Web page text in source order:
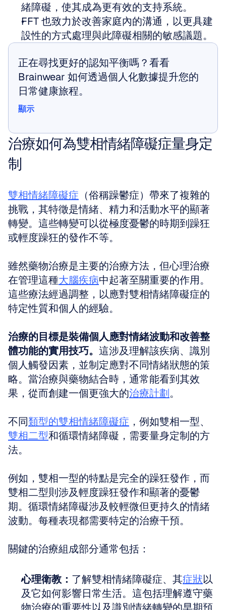
緒障礙，使其成為更有效的支持系統。
FFT 也致力於改善家庭內的溝通，以更具建
設性的方式處理與此障礙相關的敏感議題。
正在尋找更好的認知平衡嗎？看看
Brainwear 如何透過個人化數據提升您的
日常健康旅程。
顯示
治療如何為雙相情緒障礙症量身定
制
雙相情緒障礙症 （俗稱躁鬱症）帶來了複雜的
挑戰，其特徵是情緒、精力和活動水平的顯著
轉變。這些轉變可以從極度憂鬱的時期到躁狂
或輕度躁狂的發作不等。
雖然藥物治療是主要的治療方法，但心理治療
在管理這種大腦疾病中起著至關重要的作用。
這些療法經過調整，以應對雙相情緒障礙症的
特定性質和個人的經驗。
治療的目標是裝備個人應對情緒波動和改善整
體功能的實用技巧。 這涉及理解該疾病、識別
個人觸發因素，並制定應對不同情緒狀態的策
略。當治療與藥物結合時，通常能看到其效
果，從而創建一個更強大的治療計劃。
不同類型的雙相情緒障礙症 ，例如雙相一型、
雙相二型和循環情緒障礙，需要量身定制的方
法。
例如，雙相一型的特點是完全的躁狂發作，而
雙相二型則涉及輕度躁狂發作和顯著的憂鬱
期。循環情緒障礙涉及較輕微但更持久的情緒
波動。每種表現都需要特定的治療干預。
關鍵的治療組成部分通常包括：
心理衛教： 了解雙相情緒障礙症、其症狀以
及它如何影響日常生活。這包括理解遵守藥